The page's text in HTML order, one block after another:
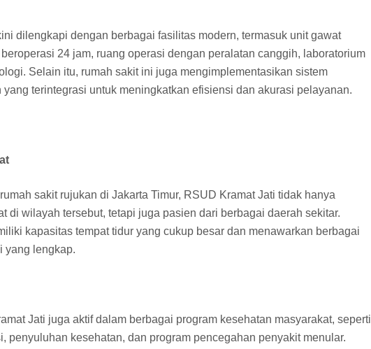
dilengkapi dengan berbagai fasilitas modern, termasuk unit gawat
24 jam, ruang operasi dengan peralatan canggih, laboratorium
Selain itu, rumah sakit ini juga mengimplementasikan sistem
yang terintegrasi untuk meningkatkan efisiensi dan akurasi pelayanan.
sakit rujukan di Jakarta Timur, RSUD Kramat Jati tidak hanya
di wilayah tersebut, tetapi juga pasien dari berbagai daerah sekitar.
kapasitas tempat tidur yang cukup besar dan menawarkan berbagai
yang lengkap.
Jati juga aktif dalam berbagai program kesehatan masyarakat, seperti
penyuluhan kesehatan, dan program pencegahan penyakit menular.